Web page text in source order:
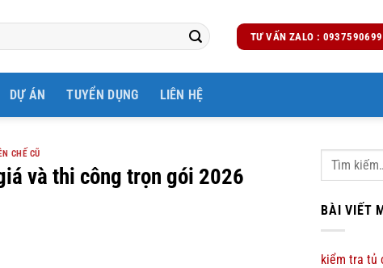
TƯ VẤN ZALO : 0937590699
DỰ ÁN TUYỂN DỤNG LIÊN HỆ
CHẾ CŨ
và thi công trọn gói 2026
BÀI VIẾT
kiểm tra tủ